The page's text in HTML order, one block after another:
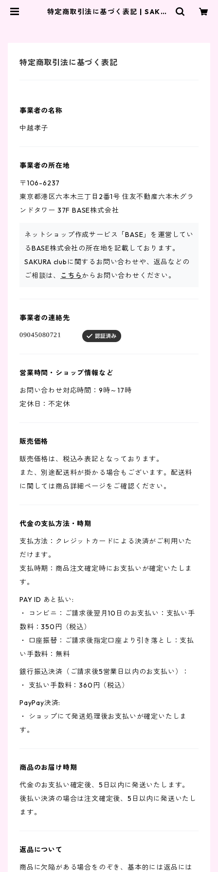
特定商取引法に基づく表記 | SAKUR
特定商取引法に基づく表記
事業者の名称
中越孝子
事業者の所在地
〒106-6237
東京都港区六本木三丁目2番1号 住友不動産六本木グラ
ンドタワー 37F BASE株式会社
ネットショップ作成サービス「BASE」を運営してい
るBASE株式会社の所在地を記載しております。
SAKURA clubに関するお問い合わせや、返品などの
ご相談は、
こちらからお問い合わせください。
事業者の連絡先
営業時間・ショップ情報など
お問い合わせ対応時間：9時～17時
定休日：不定休
販売価格
販売価格は、税込み表記となっております。
また、別途配送料が掛かる場合もございます。配送料
に関しては商品詳細ページをご確認ください。
代金の支払方法・時期
支払方法：クレジットカードによる決済がご利用いた
だけます。
支払時期：商品注文確定時にお支払いが確定いたしま
す。
PAY ID あと払い:
・ コンビニ：ご請求後翌月10日のお支払い：支払い手
数料：350円（税込）
・ 口座振替：ご請求後指定口座より引き落とし：支払
い手数料：無料
銀行振込決済（ご請求後5営業日以内のお支払い）：
・ 支払い手数料：360円（税込）
PayPay決済:
・ ショップにて発送処理後お支払いが確定いたしま
す。
商品のお届け時期
代金のお支払い確定後、5日以内に発送いたします。
後払い決済の場合は注文確定後、5日以内に発送いたし
ます。
返品について
商品に欠陥がある場合をのぞき、基本的には返品には